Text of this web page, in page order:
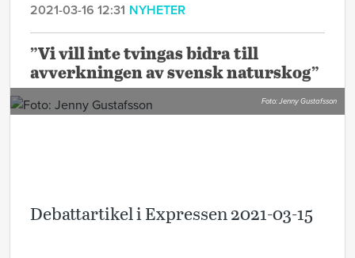
2021-03-16 12:31 NYHETER
”Vi vill inte tvingas bidra till
avverkningen av svensk naturskog”
Foto: Jenny Gustafsson
Debattartikel i Expressen 2021-03-15